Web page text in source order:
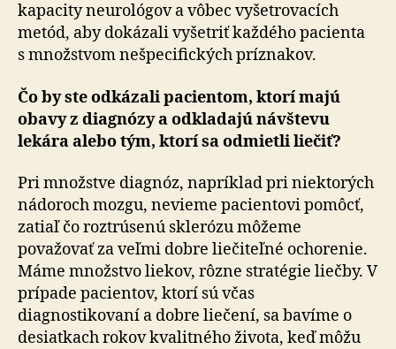
kapacity neurológov a vôbec vyšetrovacích
metód, aby dokázali vyšetriť každého pacienta
s množstvom nešpecifických príznakov.
Čo by ste odkázali pacientom, ktorí majú
obavy z diagnózy a odkladajú návštevu
lekára alebo tým, ktorí sa odmietli liečiť?
Pri množstve diagnóz, napríklad pri niektorých
nádoroch mozgu, nevieme pacientovi pomôcť,
zatiaľ čo roztrúsenú sklerózu môžeme
považovať za veľmi dobre liečiteľné ochorenie.
Máme množstvo liekov, rôzne stratégie liečby. V
prípade pacientov, ktorí sú včas
diagnostikovaní a dobre liečení, sa bavíme o
desiatkach rokov kvalitného života, keď môžu